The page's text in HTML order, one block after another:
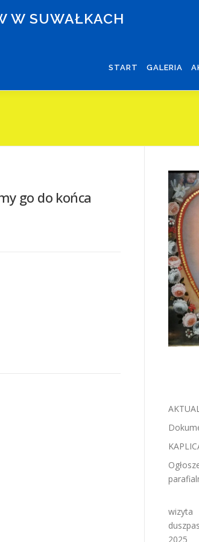
W SUWAŁKACH
START GALERIA
go do końca
wizyta
2025